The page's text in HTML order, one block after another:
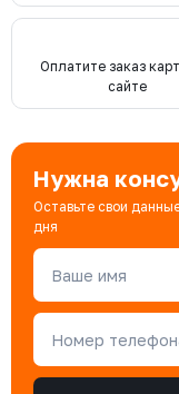
Оплатите заказ
сайте
Нужна
Оставьте свои
дня
Ваше имя
Номер